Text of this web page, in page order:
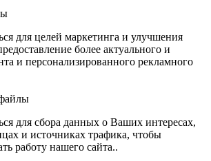
для целей маркетинга и улучшения
более актуального и
и персонализированного рекламного
для сбора данных о Ваших интересах,
и источниках трафика, чтобы
работу нашего сайта..